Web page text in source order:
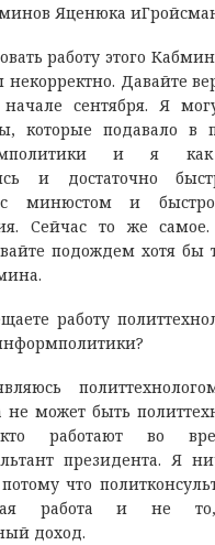
Яценюка
работу этого
некорректно. Давайте
сентября. Я
которые подавало в
и я
и достаточно
с минюстом и
Сейчас то же
подождем хотя бы
работу
не может быть
работают во
президента. Я
что
работа и не
доход.